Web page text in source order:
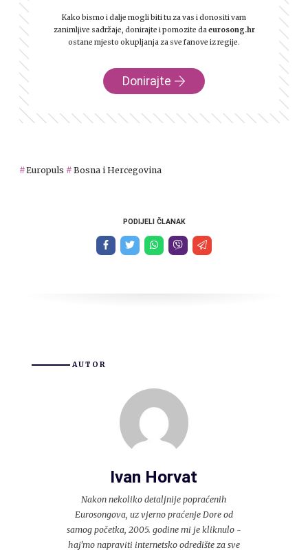
Kako bismo i dalje mogli biti tu za vas i donositi vam
zanimljive sadržaje, donirajte i pomozite daeurosong.hr
ostane mjesto okupljanja za sve fanove iz regije.
Donirajte
Europuls Bosna i Hercegovina
PODIJELI ČLANAK
AUTOR
Ivan Horvat
Nakon nekoliko detaljnije popraćenih
Eurosongova, uz vjerno praćenje Dore od
samog početka, 2005. godine mi je kliknulo -
haj'mo napraviti internetsko odredište za sve